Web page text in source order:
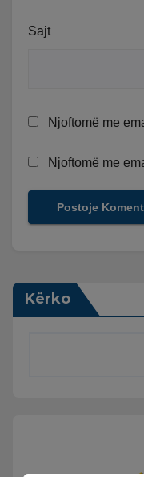
Sajt
Njoftomë me
Njoftomë me
Kërko